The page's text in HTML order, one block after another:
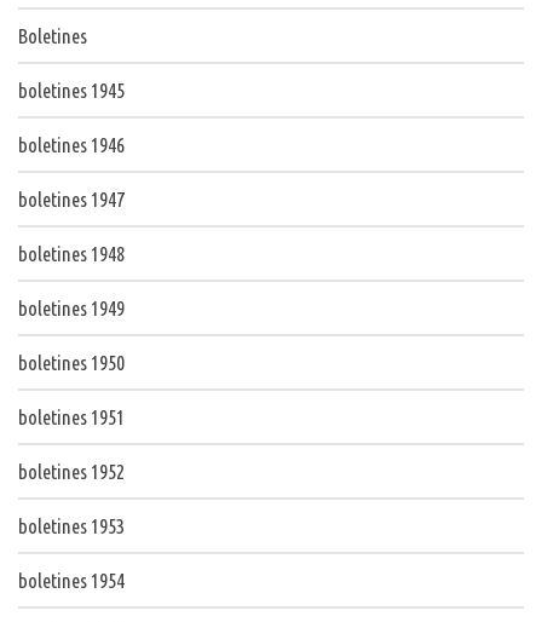
Boletines
boletines 1945
boletines 1946
boletines 1947
boletines 1948
boletines 1949
boletines 1950
boletines 1951
boletines 1952
boletines 1953
boletines 1954